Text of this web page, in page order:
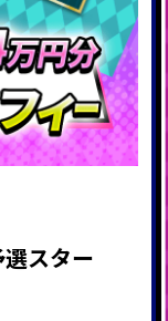
スター